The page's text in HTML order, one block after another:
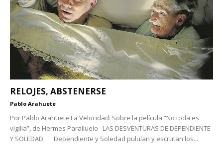
RELOJES, ABSTENERSE
Pablo Arahuete
Por Pablo Arahuete La Velocidad: Sobre la película “No toda es
vigilia”, de Hermes Paralluelo LAS DESVENTURAS DE DEPENDIENTE
Y SOLEDAD Dependiente y Soledad pululan y escrutan los...